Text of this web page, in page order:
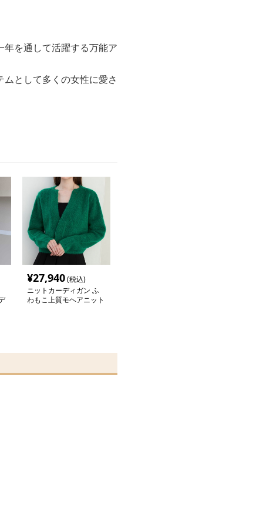
を通して活躍する万能ア
として多くの女性に愛さ
¥27,940(税込)
ニットカーディガン ふ
わもこ上質モヘアニット